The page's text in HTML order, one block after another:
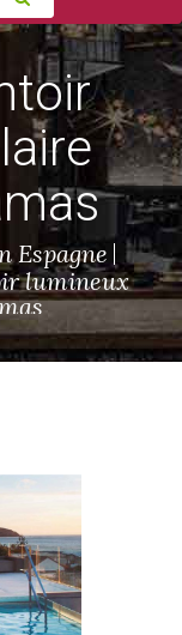
Espagne
lumineux